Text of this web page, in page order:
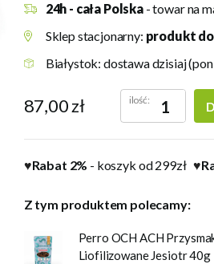
24h - cała Polska- towar na
Sklep stacjonarny: produkt
Białystok: dostawa dzisiaj
87,00 zł ilość:
♥Rabat 2% - koszyk od 299zł ♥
Z tym produktem polecamy:
Perro OCH ACH
Liofilizowane Jesiotr 40g